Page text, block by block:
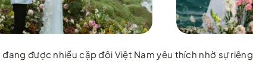
được nhiều cặp đôi Việt Nam yêu thích nhờ sự